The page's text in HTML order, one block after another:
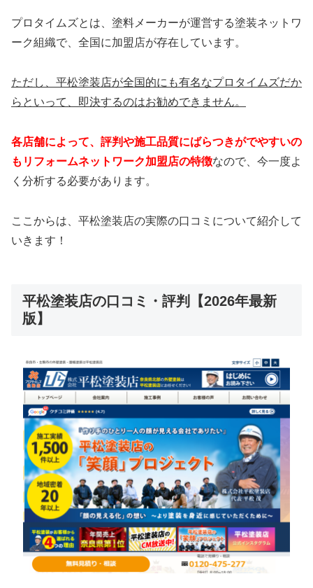
プロタイムズとは、塗料メーカーが運営する塗装ネットワ
ーク組織で、全国に加盟店が存在しています。
ただし、平松塗装店が全国的にも有名なプロタイムズだか
らといって、即決するのはお勧めできません。
各店舗によって、 評判や施工品質にばらつきがでやすいの
もリフォームネットワーク加盟店の特徴なので、今一度よ
く分析する必要があります。
ここからは、平松塗装店の実際の口コミについて紹介して
いきます！
平松塗装店の口コミ・評判【2026年最新
版】